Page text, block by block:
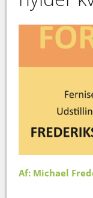
Af: Michael